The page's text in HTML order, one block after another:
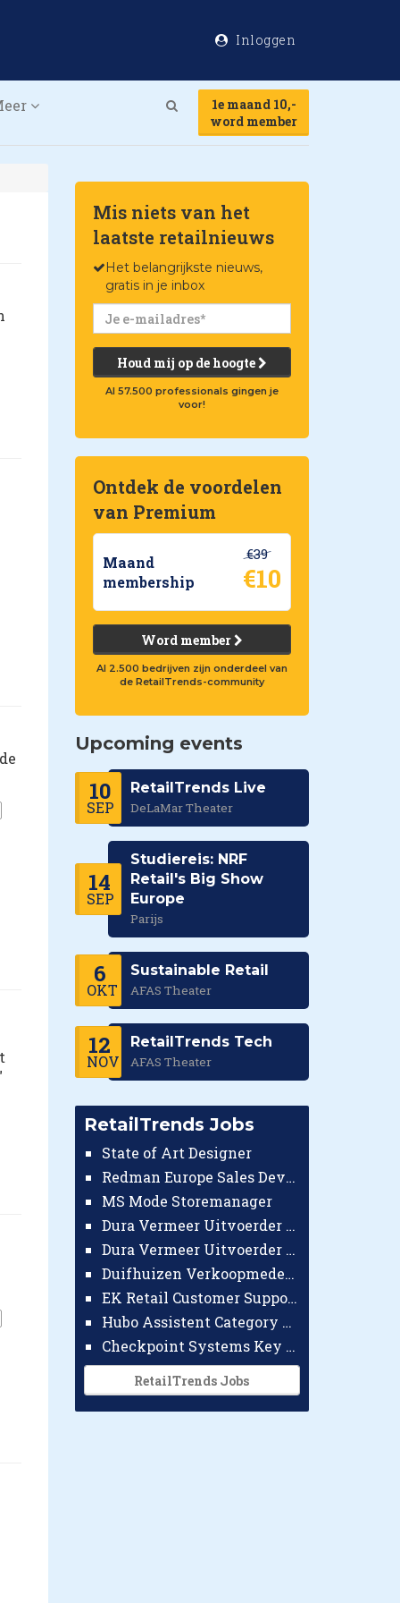
Inloggen
1e maand 10,-
word member
Mis niets van het
laatste retailnieuws
Het belangrijkste nieuws,
gratis in je inbox
Houd mij op de hoogte
Al 57.500 professionals gingen je
voor!
Ontdek de voordelen
van Premium
Maand
membership
€39
€10
Word member
Al 2.500 bedrijven zijn onderdeel van
de RetailTrends-community
Upcoming events
10
SEP
RetailTrends Live
DeLaMar Theater
14
SEP
Studiereis: NRF
Retail's Big Show
Europe
Parijs
6
OKT
Sustainable Retail
AFAS Theater
12
NOV
RetailTrends Tech
AFAS Theater
RetailTrends Jobs
State of Art Designer
Redman Europe Sales Developer (Europe)
MS Mode Storemanager
Dura Vermeer Uitvoerder GWW Amsterdam
Dura Vermeer Uitvoerder Civiel Nijmegen
Duifhuizen Verkoopmedewerker Ridderkerk
EK Retail Customer Support Omnichannel
Hubo Assistent Category Manager
Checkpoint Systems Key Accountmanager Benelux
RetailTrends Jobs